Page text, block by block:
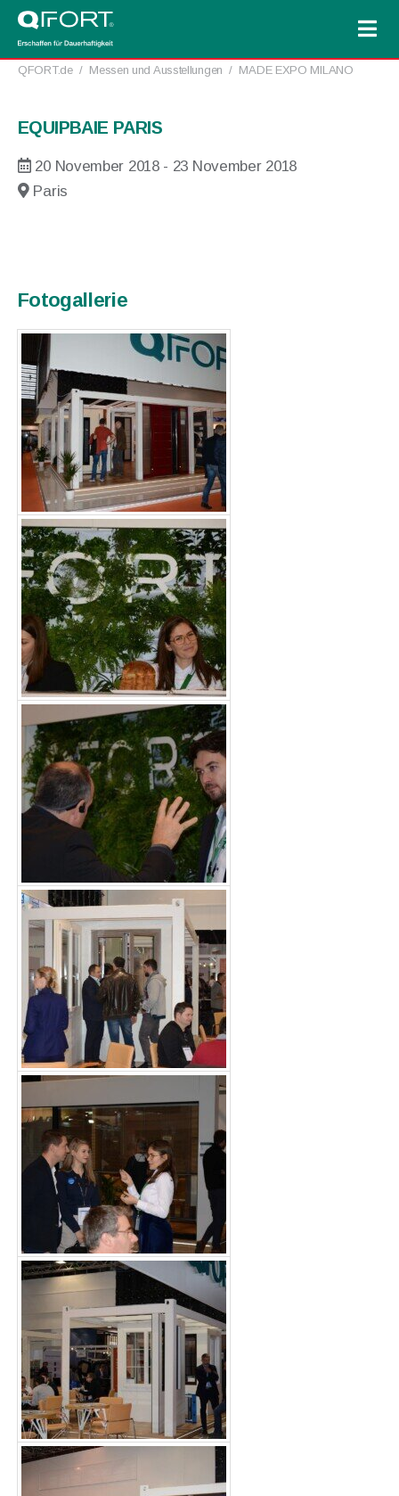
QFORT.de/ Messen und Ausstellungen / MADE EXPO MILANO
EQUIPBAIE PARIS
20 November 2018 - 23 November 2018
Paris
Fotogallerie